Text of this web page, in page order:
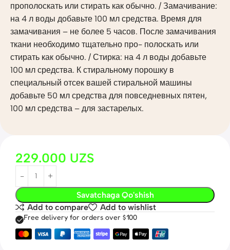
прополоскать или стирать как обычно. / Замачивание:
на 4 л воды добавьте 100 мл средства. Время для
замачивания – не более 5 часов. После замачивания
ткани необходимо тщательно про- полоскать или
стирать как обычно. / Стирка: на 4 л воды добавьте
100 мл средства. К стиральному порошку в
специальный отсек вашей стиральной машины
добавьте 50 мл средства для повседневных пятен,
100 мл средства – для застарелых.
229.000 UZS
Savatchaga Qo'shish
Add to compare
Add to wishlist
Free delivery for orders over $100